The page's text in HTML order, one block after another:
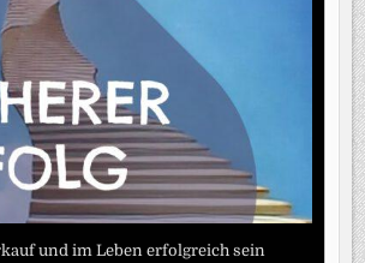
und im Leben erfolgreich sein